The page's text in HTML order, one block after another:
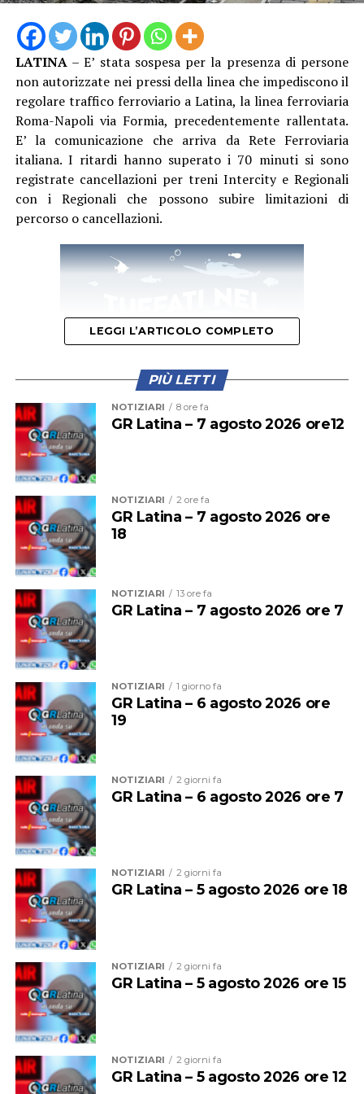
LATINA– E’ stata sospesa per la presenza di persone
non autorizzate nei pressi della linea che impediscono il
regolare traffico ferroviario a Latina, la linea ferroviaria
Roma-Napoli via Formia, precedentemente rallentata.
E’ la comunicazione che arriva da Rete Ferroviaria
italiana. I ritardi hanno superato i 70 minuti si sono
registrate cancellazioni per treni Intercity e Regionali
con i Regionali che possono subire limitazioni di
percorso o cancellazioni.
Questa mattina il primo treno a fermarsi alla stazione di
Cisterna era stato il regionale partito alle 11,56 dalla
stazione Termini. La presenza di una persona che dava
in escandescenza sui binari aveva costretto il treno a
fermarsi alla stazione precedente. La situazione
sembrava inizialmente rientrata, poi la sospensione del
traffico.
LEGGI L’ARTICOLO COMPLETO
PIÙ LETTI
NOTIZIARI 8 ore fa
GR Latina – 7 agosto 2026 ore12
NOTIZIARI 2 ore fa
GR Latina – 7 agosto 2026 ore
18
NOTIZIARI 13 ore fa
GR Latina – 7 agosto 2026 ore 7
NOTIZIARI 1 giorno fa
GR Latina – 6 agosto 2026 ore
19
NOTIZIARI 2 giorni fa
GR Latina – 6 agosto 2026 ore 7
NOTIZIARI 2 giorni fa
GR Latina – 5 agosto 2026 ore 18
NOTIZIARI 2 giorni fa
GR Latina – 5 agosto 2026 ore 15
NOTIZIARI 2 giorni fa
GR Latina – 5 agosto 2026 ore 12